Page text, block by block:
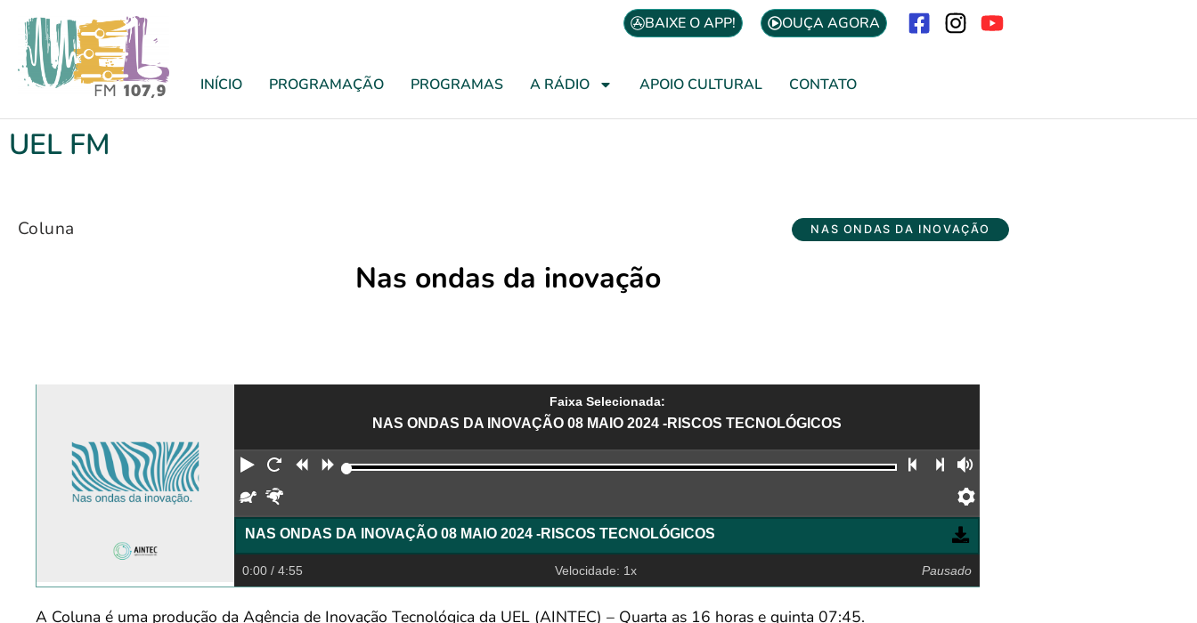
BAIXE O APP! OUÇA AGORA
INÍCIO PROGRAMAÇÃO PROGRAMAS A RÁDIO APOIO CULTURAL CONTATO
UEL FM
Coluna NAS ONDAS DA INOVAÇÃO
Nas ondas da inovação
Faixa Selecionada:
NAS ONDAS DA INOVAÇÃO 08 MAIO 2024 -RISCOS TECNOLÓGICOS
Reproduzir
Reiniciar
Retroceder
Avançar Faixa anterior
Próxima faixa
Devagar
Preferências
NAS ONDAS DA INOVAÇÃO 08 MAIO 2024 -RISCOS TECNOLÓGICOS
0:00 / 4:55 Velocidade: 1x Pausado
A Coluna é uma produção da Agência de Inovação Tecnológica da UEL (AINTEC) – Quarta as 16 horas e quinta 07:45.